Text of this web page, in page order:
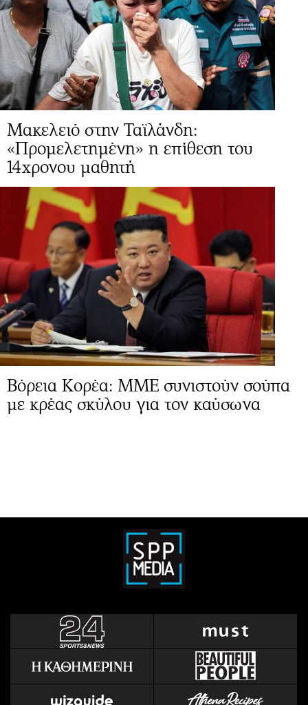
Μακελειό στην Ταϊλάνδη:
«Προμελετημένη» η επίθεση του
14χρονου μαθητή
Βόρεια Κορέα: ΜΜΕ συνιστούν σούπα
με κρέας σκύλου για τον καύσωνα